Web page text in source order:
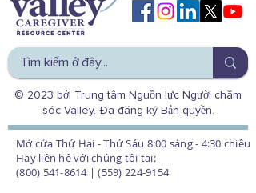
© 2023 bởi Trung tâm Nguồn lực Người chăm
sóc Valley. Đã đăng ký Bản quyền.
Mở cửa Thứ Hai - Thứ Sáu 8:00 sáng - 4:30 chiều
Hãy liên hệ với chúng tôi tại:
(800) 541-8614 | (559) 224-9154